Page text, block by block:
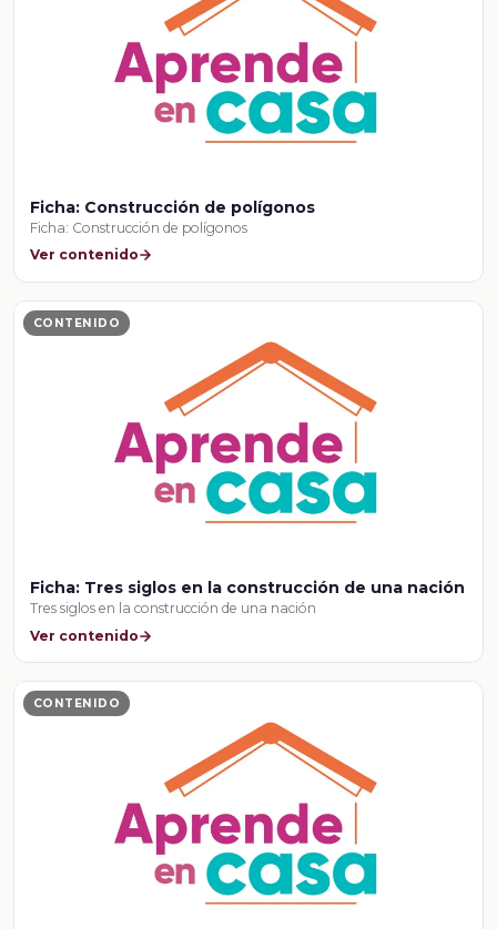
Ficha: Construcción de polígonos
Ficha: Construcción de polígonos
Ver contenido
CONTENIDO
Ficha: Tres siglos en la construcción de una nación
Tres siglos en la construcción de una nación
Ver contenido
CONTENIDO